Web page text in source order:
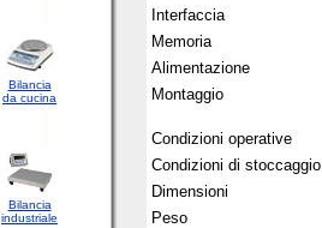
Bilancia
da cucina
Bilancia
industriale
Interfaccia
Memoria
Alimentazione
Montaggio
Condizioni operative
Condizioni di stoccaggio
Dimensioni
Peso